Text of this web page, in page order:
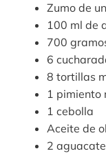
Zumo de
100 ml de
700
6
8 tortillas
1 pimiento
1 cebolla
Aceite de
2